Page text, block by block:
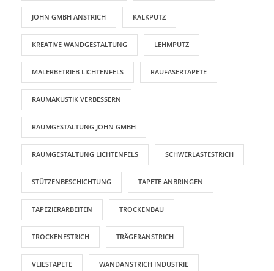
JOHN GMBH ANSTRICH KALKPUTZ
KREATIVE WANDGESTALTUNG LEHMPUTZ
MALERBETRIEB LICHTENFELS RAUFASERTAPETE
RAUMAKUSTIK VERBESSERN
RAUMGESTALTUNG JOHN GMBH
RAUMGESTALTUNG LICHTENFELS SCHWERLASTESTRICH
STÜTZENBESCHICHTUNG TAPETE ANBRINGEN
TAPEZIERARBEITEN TROCKENBAU
TROCKENESTRICH TRÄGERANSTRICH
VLIESTAPETE WANDANSTRICH INDUSTRIE